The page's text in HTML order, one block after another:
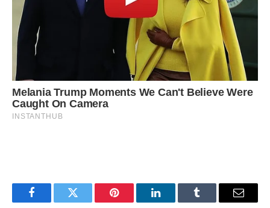
FacebookTwitter Pinterest LinkedInTumblr Email